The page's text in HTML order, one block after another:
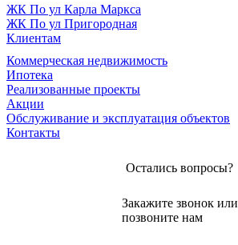
ЖК По ул Карла Маркса
ЖК По ул Пригородная
Клиентам
Коммерческая недвижимость
Ипотека
Реализованные проекты
Акции
Обслуживание и эксплуатация объектов
Контакты
Остались вопросы?
Закажите звонок или
позвоните нам